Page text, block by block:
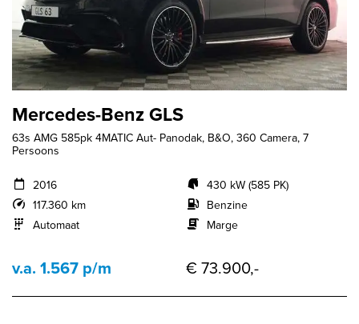
Mercedes-Benz GLS
63s AMG 585pk 4MATIC Aut- Panodak, B&O, 360 Camera, 7
Persoons
2016
117.360 km
Automaat
430 kW (585 PK)
Benzine
Marge
v.a. 1.567 p/m € 73.900,-